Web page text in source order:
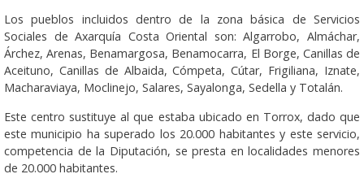
Los pueblos incluidos dentro de la zona básica de Servicios
Sociales de Axarquía Costa Oriental son: Algarrobo, Almáchar,
Árchez, Arenas, Benamargosa, Benamocarra, El Borge, Canillas de
Aceituno, Canillas de Albaida, Cómpeta, Cútar, Frigiliana, Iznate,
Macharaviaya, Moclinejo, Salares, Sayalonga, Sedella y Totalán.
Este centro sustituye al que estaba ubicado en Torrox, dado que
este municipio ha superado los 20.000 habitantes y este servicio,
competencia de la Diputación, se presta en localidades menores
de 20.000 habitantes.